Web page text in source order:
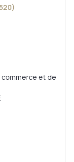
commerce et de